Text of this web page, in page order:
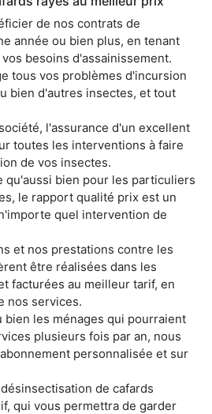
de nos contrats de
année ou bien plus, en tenant
besoins d'assainissement.
tous vos problèmes d'incursion
bien d'autres insectes, et tout
l'assurance d'un excellent
toutes les interventions à faire
de vos insectes.
qu'aussi bien pour les particuliers
le rapport qualité prix est un
quel intervention de
et nos prestations contre les
être réalisées dans les
facturées au meilleur tarif, en
nos services.
les ménages qui pourraient
plusieurs fois par an, nous
personnalisée et sur
de cafards
qui vous permettra de garder